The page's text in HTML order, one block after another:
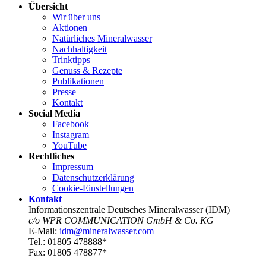
Übersicht
Wir über uns
Aktionen
Natürliches Mineralwasser
Nachhaltigkeit
Trinktipps
Genuss & Rezepte
Publikationen
Presse
Kontakt
Social Media
Facebook
Instagram
YouTube
Rechtliches
Impressum
Datenschutz­erklärung
Cookie-Einstellungen
Kontakt
Informationszentrale Deutsches Mineralwasser (IDM)
c/o WPR COMMUNICATION GmbH & Co. KG
E-Mail: idm@mineralwasser.com
Tel.: 01805 478888*
Fax: 01805 478877*